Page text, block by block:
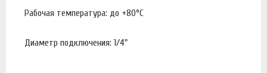
Рабочая температура: до +80°С
Диаметр подключения: 1/4"